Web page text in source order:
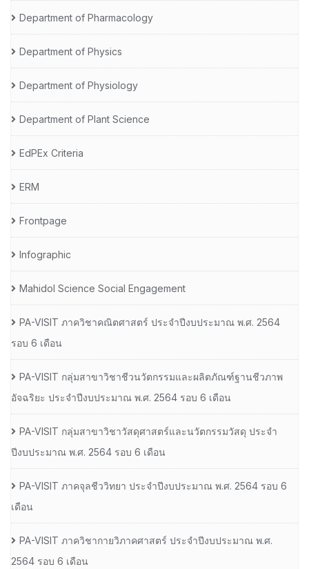
Department of Pharmacology
Department of Physics
Department of Physiology
Department of Plant Science
EdPEx Criteria
ERM
Frontpage
Infographic
Mahidol Science Social Engagement
PA-VISIT ภาควิชาคณิตศาสตร์ ประจำปีงบประมาณ พ.ศ. 2564
รอบ 6 เดือน
PA-VISIT กลุ่มสาขาวิชาชีวนวัตกรรมและผลิตภัณฑ์ฐานชีวภาพ
อัจฉริยะ ประจำปีงบประมาณ พ.ศ. 2564 รอบ 6 เดือน
PA-VISIT กลุ่มสาขาวิชาวัสดุศาสตร์และนวัตกรรมวัสดุ ประจำ
ปีงบประมาณ พ.ศ. 2564 รอบ 6 เดือน
PA-VISIT ภาคจุลชีววิทยา ประจำปีงบประมาณ พ.ศ. 2564 รอบ 6
เดือน
PA-VISIT ภาควิชากายวิภาคศาสตร์ ประจำปีงบประมาณ พ.ศ.
2564 รอบ 6 เดือน